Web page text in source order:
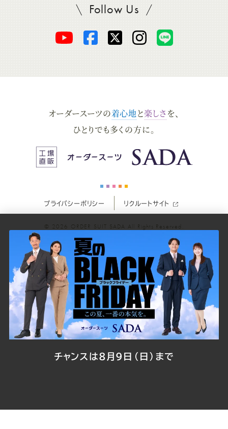
Follow UsSADAをフォロー
オ
ー
ス
ツ
SADA
の
公
式
Youtube
オ
ー
ス
ー
ツ
SADA
の
公
式
Facebook
オ
ー
ス
ー
ツ
SADA
の
公
式
Twitter
オ
ー
ス
ツ
SADA
の
公
式
ス
ツ
SADA
の
公
式
オーダースーツの着心地と楽しさ を、
ひとりでも多くの方に。
プライバシーポリシー リクルートサイト
© 2026 ORDER SUIT SADA All Rights Reserved.
チャンスは8月9日（日）まで